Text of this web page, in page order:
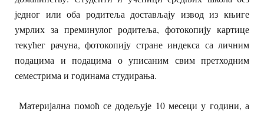
једног или оба родитеља достављају извод из књиге
умрлих за преминулог родитеља, фотокопију картице
текућег рачуна, фотокопију стране индекса са личним
подацима и подацима о уписаним свим претходним
семестрима и годинама студирања.
Материјална помоћ се додељује 10 месеци у години, а